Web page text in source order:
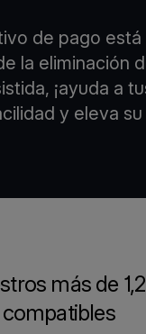
de pago
la eliminación
¡ayuda a
y eleva
más de